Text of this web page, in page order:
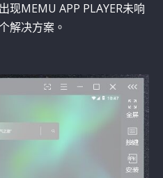
现MEMU APP PLAYER未响
解决方案。